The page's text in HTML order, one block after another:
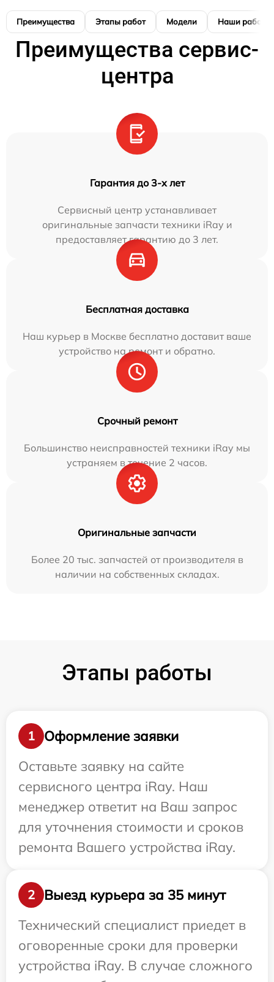
Преимущества Этапы работ Модели Наши работы
Преимущества сервис-
центра
Гарантия до 3-х лет
Сервисный центр устанавливает
оригинальные запчасти техники iRay и
предоставляет гарантию до 3 лет.
Бесплатная доставка
Наш курьер в Москве бесплатно доставит ваше
устройство на ремонт и обратно.
Срочный ремонт
Большинство неисправностей техники iRay мы
устраняем в течение 2 часов.
Оригинальные запчасти
Более 20 тыс. запчастей от производителя в
наличии на собственных складах.
Этапы работы
1
Оформление заявки
Оставьте заявку на сайте
сервисного центра iRay. Наш
менеджер ответит на Ваш запрос
для уточнения стоимости и сроков
ремонта Вашего устройства iRay.
2
Выезд курьера за 35 минут
Технический специалист приедет в
оговоренные сроки для проверки
устройства iRay. В случае сложного